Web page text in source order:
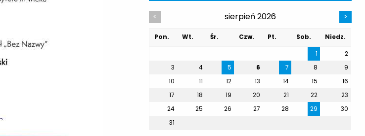
< sierpień 2026 >
Pon. Wt. Śr. Czw. Pt. Sob.
Niedz.
1
2
3
4 5 6 7 8
9
10
11 12 13 14 15
16
17
18 19 20 21 22
23
24
25 26 27 28 29
30
31